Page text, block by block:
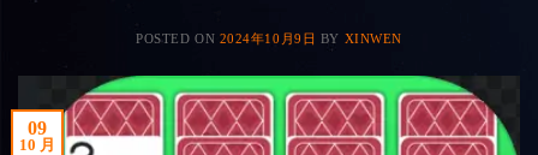
POSTED ON 2024年10月9日 BY XINWEN
09
10 月